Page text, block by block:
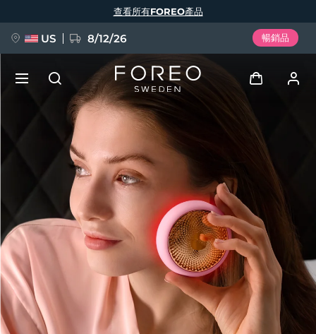
查看所有FOREO產品
US 8/12/26 暢銷品
用戶信息
我的設備
我的訂單
我的地址
我的訂閱
FAQ™ Pure Beauty-Tech Elixir
BREAKING NEWS
issa™ Teeth Whitening Set
Deutsch
Español
Français
Italiano
Português
Polski
Svenska
Русский
Türkçe
简体中文 繁體中文
發貨國家